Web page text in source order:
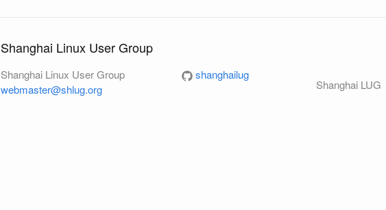
Shanghai Linux User Group
Shanghai Linux User Group
webmaster@shlug.org
shanghailug
Shanghai LUG